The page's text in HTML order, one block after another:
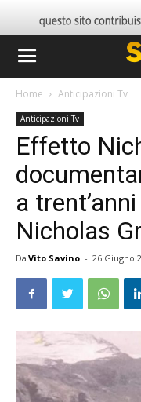
Home Anticipazioni Tv
Anticipazioni Tv
Effetto
a
Nicholas
Da Vito Savino - 26 Giugno